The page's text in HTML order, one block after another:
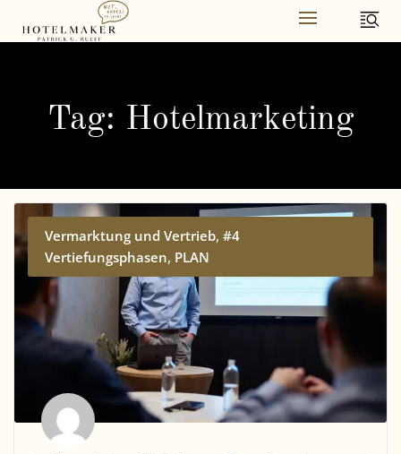
Skip
Tag: Hotelmarketing
Vermarktung und Vertrieb,#4
Vertiefungsphasen, PLAN